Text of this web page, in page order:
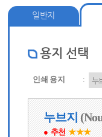
일반지
용지 선택
인쇄 용지
누브지
● 추천 ★★★